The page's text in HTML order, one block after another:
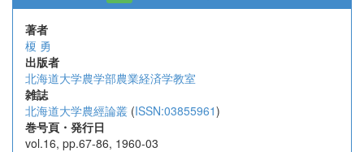
著者
榎 勇
出版者
北海道大学農学部農業経済学教室
雑誌
北海道大学農經論叢 (ISSN:03855961)
巻号頁・発行日
vol.16, pp.67-86, 1960-03